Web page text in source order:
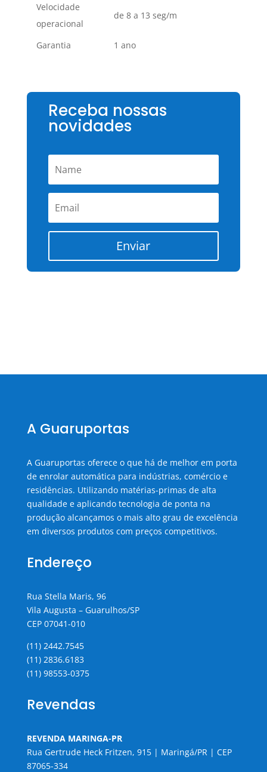
Velocidade
operacional
de 8 a 13 seg/m
Garantia 1 ano
Receba nossas
novidades
Enviar
A Guaruportas
A Guaruportas oferece o que há de melhor em porta
de enrolar automática para indústrias, comércio e
residências. Utilizando matérias-primas de alta
qualidade e aplicando tecnologia de ponta na
produção alcançamos o mais alto grau de excelência
em diversos produtos com preços competitivos.
Endereço
Rua Stella Maris, 96
Vila Augusta – Guarulhos/SP
CEP 07041-010
(11) 2442.7545
(11) 2836.6183
(11) 98553-0375
Revendas
REVENDA MARINGA-PR
Rua Gertrude Heck Fritzen, 915 | Maringá/PR | CEP
87065-334